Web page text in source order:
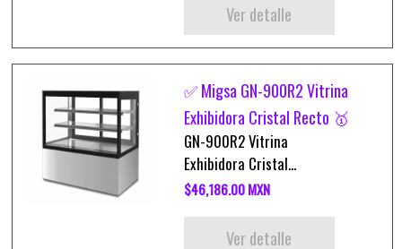
Ver detalle
✅ Migsa GN-900R2 Vitrina
Exhibidora Cristal Recto 🥇
GN-900R2 Vitrina
Exhibidora Cristal...
$46,186.00 MXN
Ver detalle